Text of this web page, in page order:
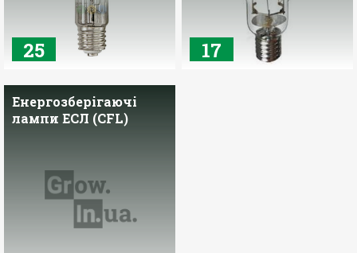
25 17
Енергозберігаючі
лампи ЕСЛ (CFL)